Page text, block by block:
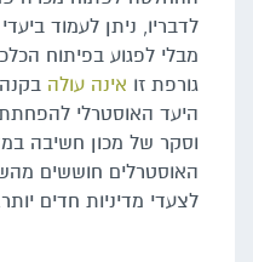
לדבריו, ניתן לעמוד
מבלי לפגוע בפיתוח
גורפת זו אינה עולה
היעד האוסטרלי
וסקר של מכון חשיבה
האוסטרלים חוששים
לצעדי מדיניות חדים